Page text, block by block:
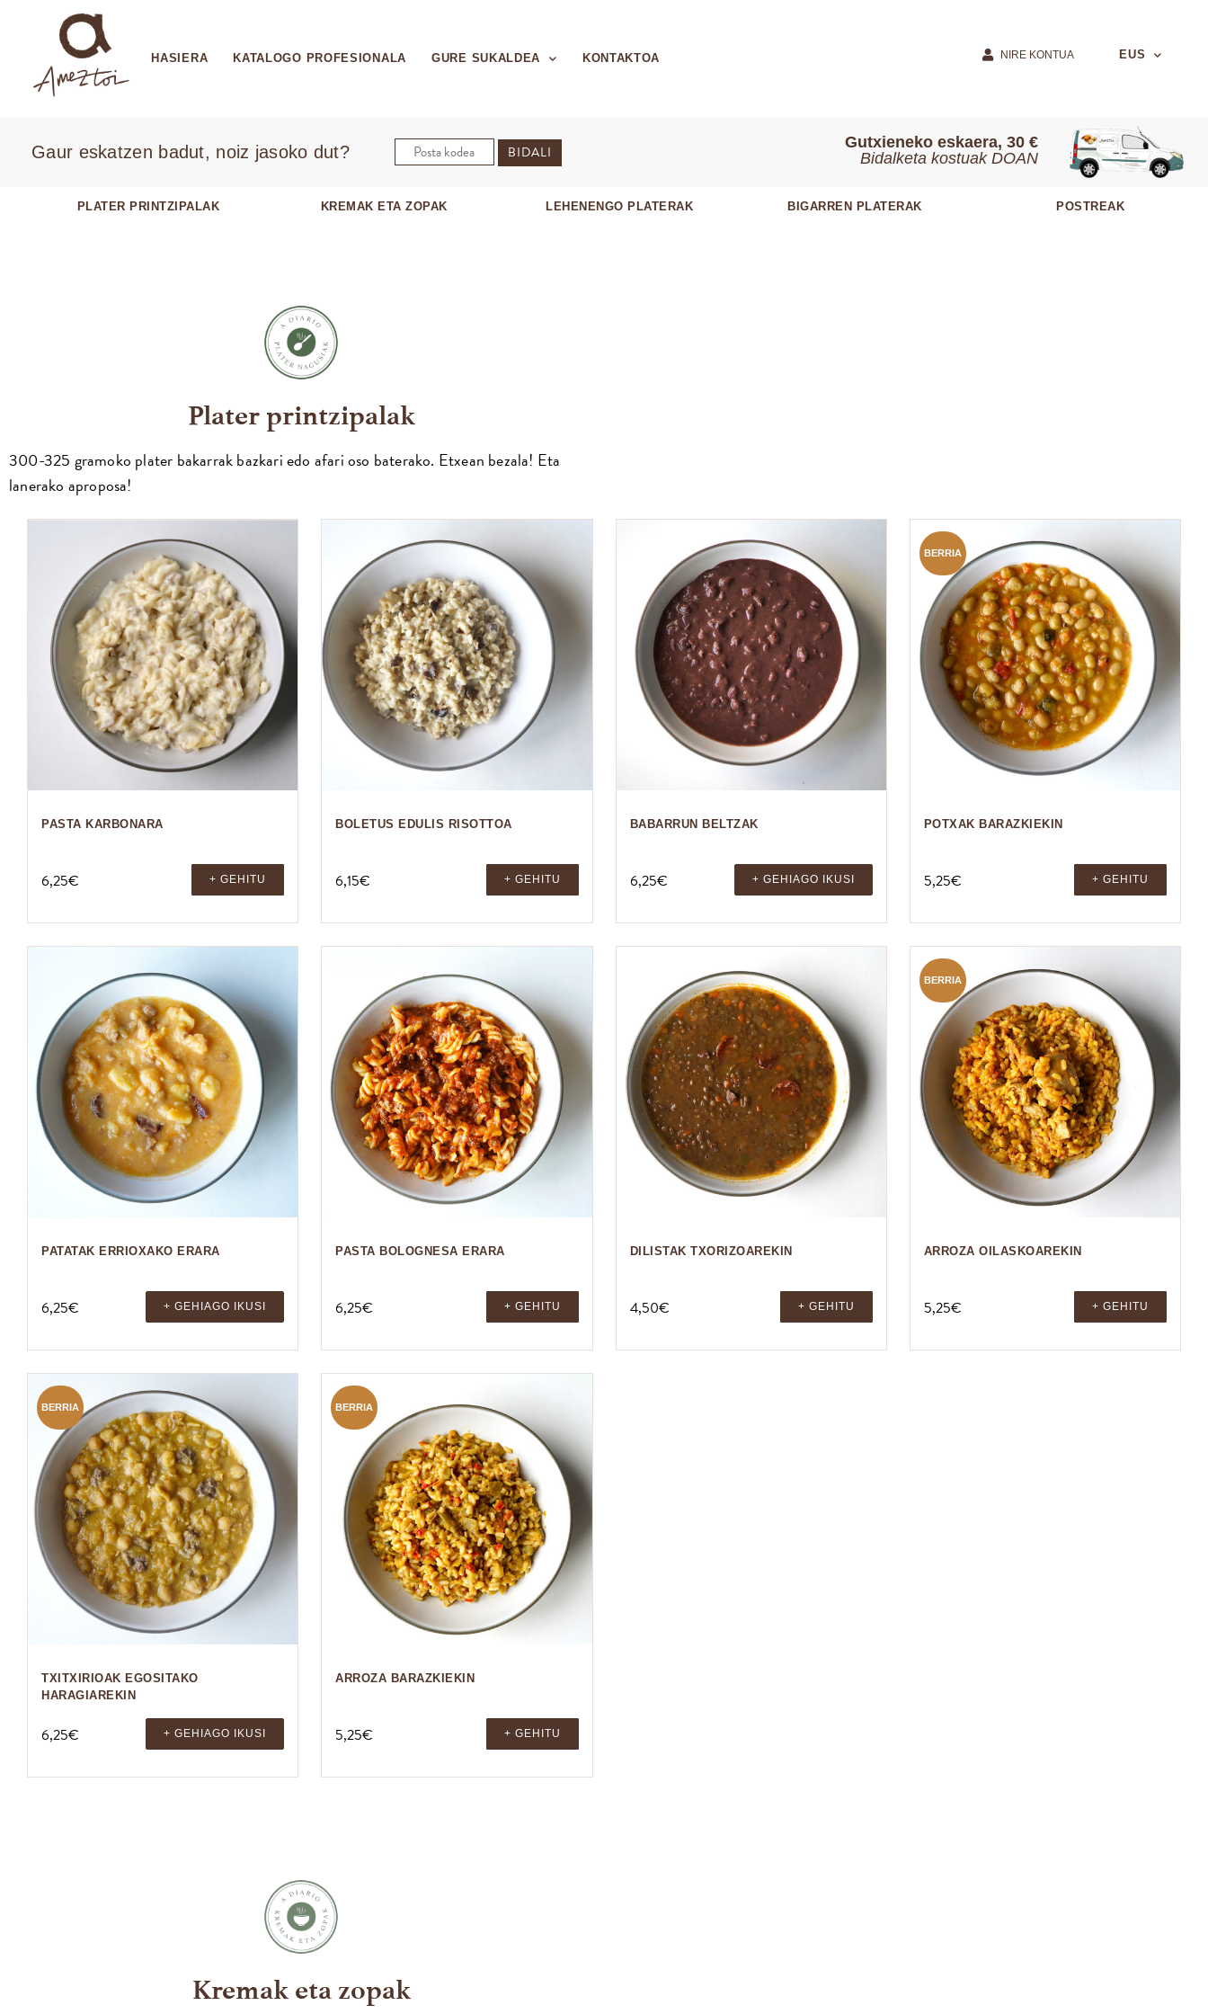
HASIERA KATALOGO PROFESIONALA GURE SUKALDEA KONTAKTOA NIRE KONTUA EUS
Gaur eskatzen badut, noiz jasoko dut? BIDALI
Gutxieneko eskaera, 30 €
Bidalketa kostuak DOAN
PLATER PRINTZIPALAK KREMAK ETA ZOPAK LEHENENGO PLATERAK BIGARREN PLATERAK POSTREAK
Plater printzipalak
300-325 gramoko plater bakarrak bazkari edo afari oso baterako. Etxean bezala! Eta
lanerako aproposa!
PASTA KARBONARA
6,25€ + GEHITU
BOLETUS EDULIS RISOTTOA
6,15€ + GEHITU
BABARRUN BELTZAK
6,25€ + GEHIAGO IKUSI
BERRIA
POTXAK BARAZKIEKIN
5,25€ + GEHITU
PATATAK ERRIOXAKO ERARA
6,25€ + GEHIAGO IKUSI
PASTA BOLOGNESA ERARA
6,25€ + GEHITU
DILISTAK TXORIZOAREKIN
4,50€ + GEHITU
BERRIA
ARROZA OILASKOAREKIN
5,25€ + GEHITU
BERRIA
TXITXIRIOAK EGOSITAKO
HARAGIAREKIN
6,25€ + GEHIAGO IKUSI
BERRIA
ARROZA BARAZKIEKIN
5,25€ + GEHITU
Kremak eta zopak